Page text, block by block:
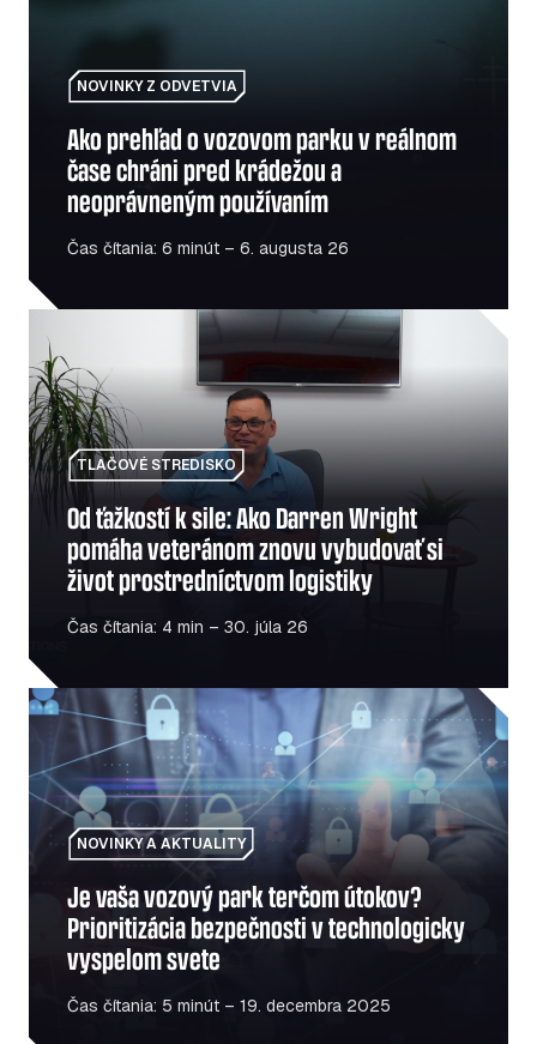
NOVINKY Z ODVETVIA
Ako prehľad o vozovom parku v reálnom
čase chráni pred krádežou a
neoprávneným používaním
Čas čítania: 6 minút – 6. augusta 26
Od ťažkostí k sile: Ako Darren Wright pomáha
TLAČOVÉ STREDISKO
Od ťažkostí k sile: Ako Darren Wright
pomáha veteránom znovu vybudovať si
život prostredníctvom logistiky
Čas čítania: 4 min – 30. júla 26
Je vaša vozový park terčom útokov? Prioritizácia
NOVINKY A AKTUALITY
Je vaša vozový park terčom útokov?
Prioritizácia bezpečnosti v technologicky
vyspelom svete
Čas čítania: 5 minút – 19. decembra 2025